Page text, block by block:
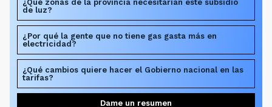
¿Qué zonas de la provincia necesitarían este subsidio
de luz?
¿Por qué la gente que no tiene gas gasta más en
electricidad?
¿Qué cambios quiere hacer el Gobierno nacional en las
tarifas?
Dame un resumen